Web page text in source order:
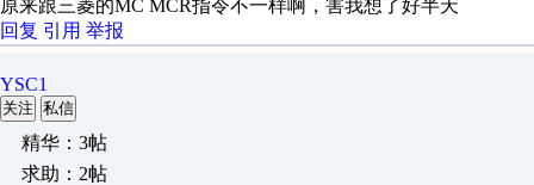
原来跟三菱的MC MCR指令不一样啊，害我想了好半天
回复 引用 举报
YSC1
关注 私信
精华：3帖
求助：2帖